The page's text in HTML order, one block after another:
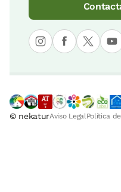
© nekaturAviso Legal Política